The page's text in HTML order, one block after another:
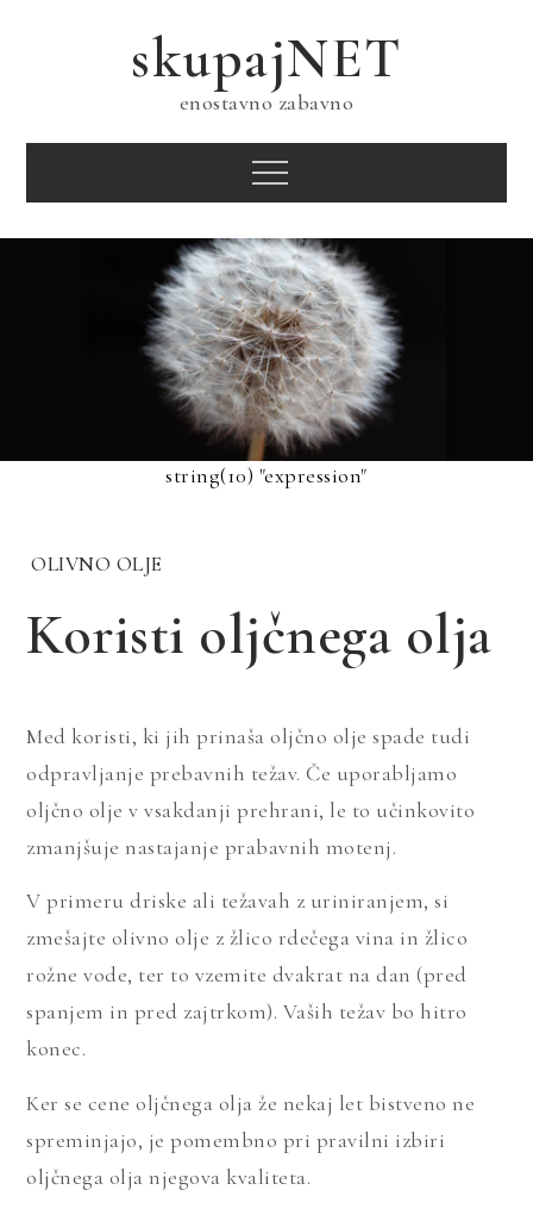
skupajNET
enostavno zabavno
Menu
string(10) "expression"
OLIVNO OLJE
Koristi oljčnega olja
Med koristi, ki jih prinaša oljčno olje spade tudi
odpravljanje prebavnih težav. Če uporabljamo
oljčno olje v vsakdanji prehrani, le to učinkovito
zmanjšuje nastajanje prabavnih motenj.
V primeru driske ali težavah z uriniranjem, si
zmešajte olivno olje z žlico rdečega vina in žlico
rožne vode, ter to vzemite dvakrat na dan (pred
spanjem in pred zajtrkom). Vaših težav bo hitro
konec.
Ker se cene oljčnega olja že nekaj let bistveno ne
spreminjajo, je pomembno pri pravilni izbiri
oljčnega olja njegova kvaliteta.